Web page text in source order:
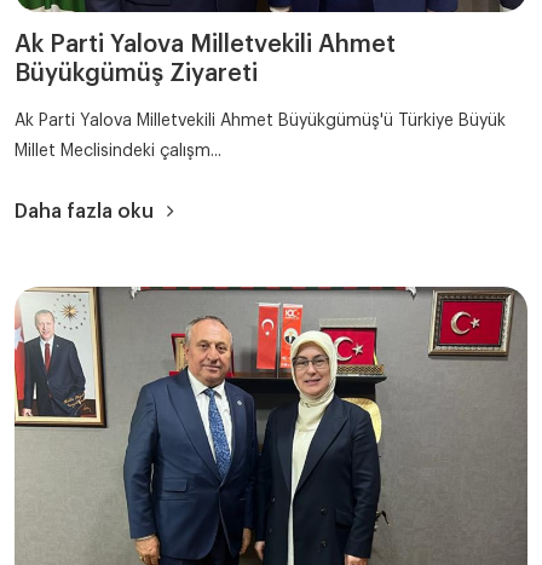
Ak Parti Yalova Milletvekili Ahmet
Büyükgümüş Ziyareti
Ak Parti Yalova Milletvekili Ahmet Büyükgümüş'ü Türkiye Büyük
Millet Meclisindeki çalışm...
Daha fazla oku